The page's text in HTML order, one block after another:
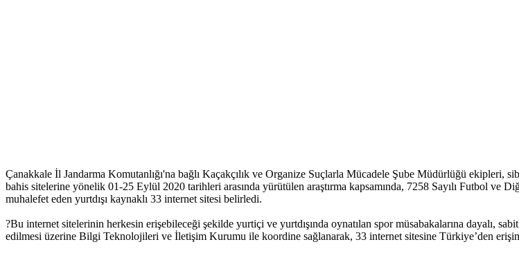
Çanakkale İl Jandarma Komutanlığı'na bağlı Kaçakçılık ve Organize Suçlarla Mücadele Şube Müdürlüğü ekipleri,
bahis sitelerine yönelik 01-25 Eylül 2020 tarihleri arasında yürütülen araştırma kapsamında, 7258 Sayılı Futbol ve
muhalefet eden yurtdışı kaynaklı 33 internet sitesi belirledi.
?Bu internet sitelerinin herkesin erişebileceği şekilde yurtiçi ve yurtdışında oynatılan spor müsabakalarına dayalı,
edilmesi üzerine Bilgi Teknolojileri ve İletişim Kurumu ile koordine sağlanarak, 33 internet sitesine Türkiye’den